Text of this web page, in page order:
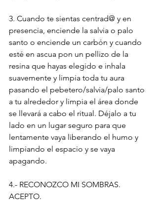
3. Cuando te sientas centrad@ y en
presencia, enciende la salvia o palo
santo o enciende un carbón y cuando
esté en ascua pon un pellizo de la
resina que hayas elegido e inhala
suavemente y limpia toda tu aura
pasando el pebetero/salvia/palo santo
a tu alrededor y limpia el área donde
se llevará a cabo el ritual. Déjalo a tu
lado en un lugar seguro para que
lentamente vaya liberando el humo y
limpiando el espacio y se vaya
apagando.
4.- RECONOZCO MI SOMBRAS.
ACEPTO.